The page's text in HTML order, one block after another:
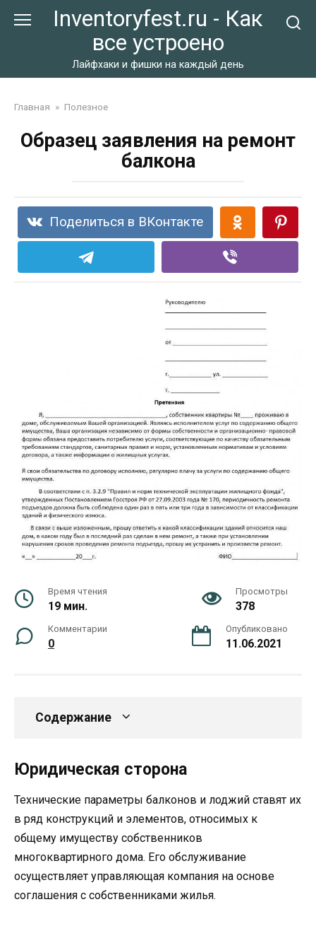
Inventoryfest.ru - Как
все устроено
Лайфхаки и фишки на каждый день
Главная » Полезное
Образец заявления на ремонт
балкона
Поделиться в ВКонтакте
Время чтения
19 мин.
Просмотры
378
Комментарии
0
Опубликовано
11.06.2021
Содержание
Юридическая сторона
Технические параметры балконов и лоджий ставят их
в ряд конструкций и элементов, относимых к
общему имуществу собственников
многоквартирного дома. Его обслуживание
осуществляет управляющая компания на основе
соглашения с собственниками жилья.